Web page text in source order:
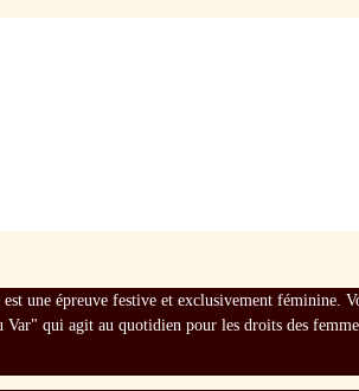
une épreuve festive et exclusivement féminine.
qui agit au quotidien pour les droits des